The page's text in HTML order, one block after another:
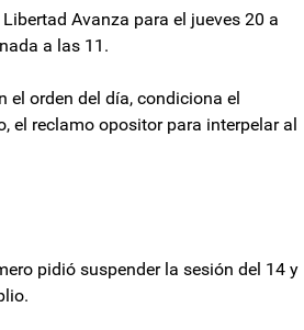
Avanza para el jueves 20 a
a las 11.
el orden del día, condiciona el
el reclamo opositor para interpelar al
pidió suspender la sesión del 14 y